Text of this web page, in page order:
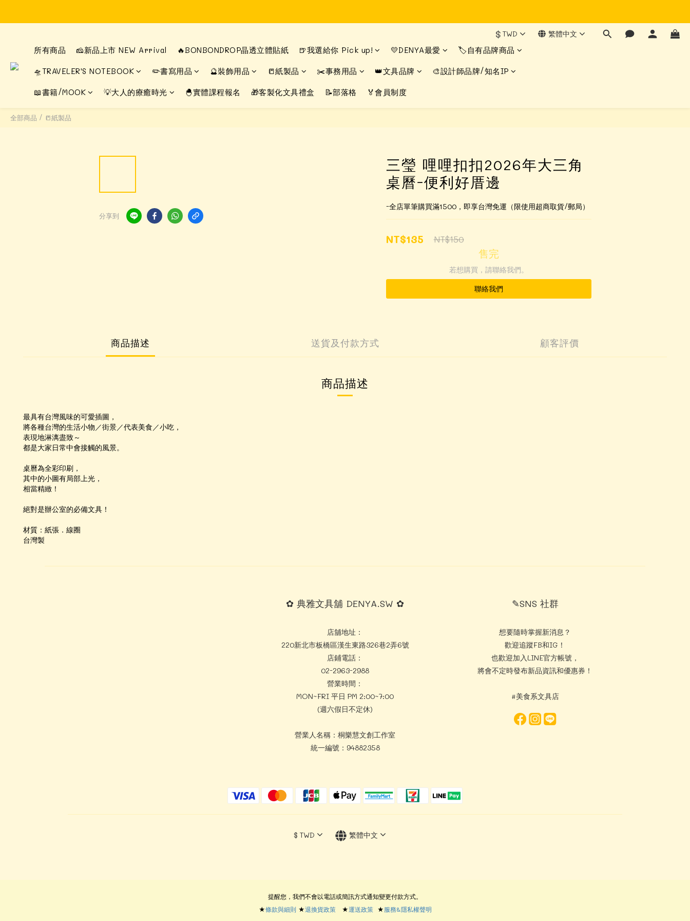
$ TWD 繁體中文
所有商品 🧀新品上市 NEW Arrival 🔥BONBONDROP晶透立體貼紙 🍺我選給你 Pick up! 💛DENYA最愛 🏷️自有品牌商品
🛸TRAVELER'S NOTEBOOK ✏️書寫用品 🔮裝飾用品 📒紙製品 ✂️事務用品 👑文具品牌 🎨設計師品牌/知名IP
📖書籍/MOOK 💡大人的療癒時光 🐣實體課程報名 🎁客製化文具禮盒 📝部落格 🏅會員制度
全部商品 / 📒紙製品
分享到
三瑩 哩哩扣扣2026年大三角
桌曆-便利好厝邊
-全店單筆購買滿1500，即享台灣免運（限使用超商取貨/郵局）
NT$135 NT$150
售完
若想購買，請聯絡我們。
聯絡我們
商品描述 送貨及付款方式 顧客評價
商品描述
最具有台灣風味的可愛插圖，
將各種台灣的生活小物／街景／代表美食／小吃，
表現地淋漓盡致～
都是大家日常中會接觸的風景。
桌曆為全彩印刷，
其中的小圖有局部上光，
相當精緻！
絕對是辦公室的必備文具！
材質：紙張．線圈
台灣製
✿ 典雅文具舖 DENYA.SW ✿
店舖地址：
220新北市板橋區漢生東路326巷2弄6號
店鋪電話：
02-2963-2988
營業時間：
MON~FRI 平日 PM 2:00~7:00
(週六假日不定休)
營業人名稱：桐樂慧文創工作室
統一編號：94882358
✎SNS 社群
想要隨時掌握新消息？
歡迎追蹤FB和IG！
也歡迎加入LINE官方帳號，
將會不定時發布新品資訊和優惠券！
#美食系文具店
$ TWD 繁體中文
提醒您，我們不會以電話或簡訊方式通知變更付款方式。
★條款與細則 ★退換貨政策★運送政策★服務&隱私權聲明